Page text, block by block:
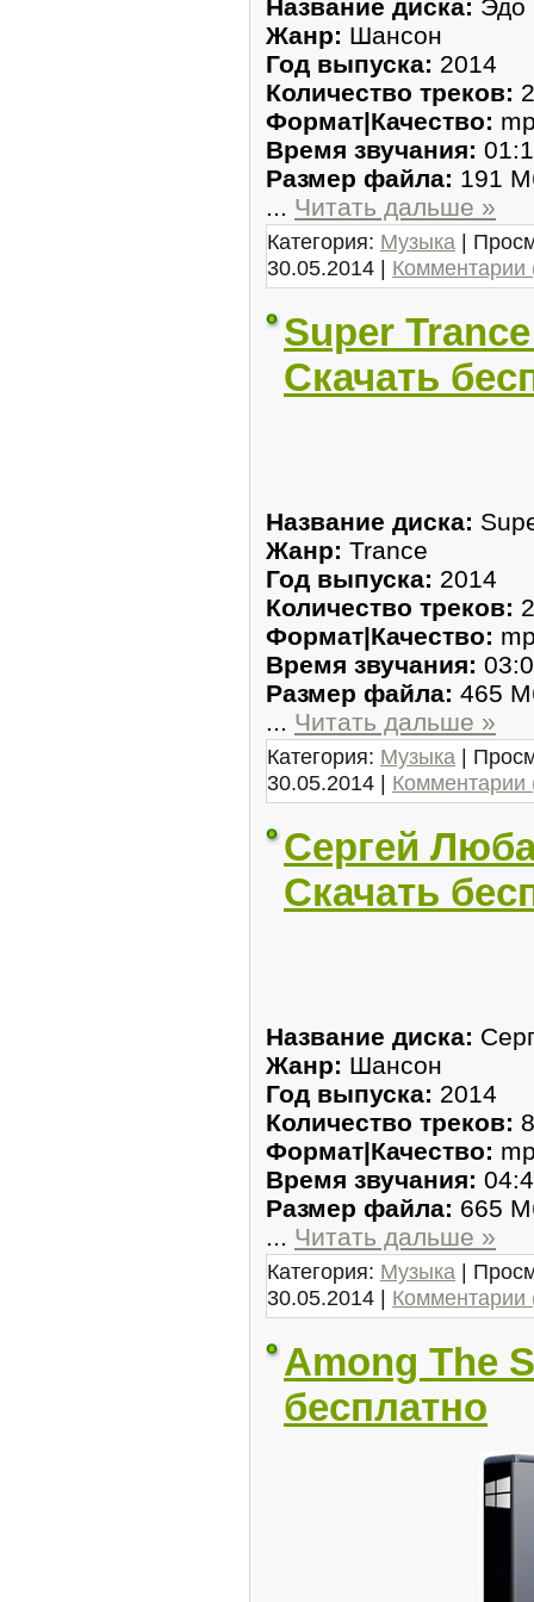
Название диска: Эдо
Жанр: Шансон
Год выпуска: 2014
Количество треков:
Формат|Качество:
Время звучания:
Размер файла: 191
... Читать дальше »
Категория: Музыка |
30.05.2014 | Комментарии
Super
Скачать
Название диска:
Жанр: Trance
Год выпуска: 2014
Количество треков:
Формат|Качество:
Время звучания:
Размер файла: 465
... Читать дальше »
Категория: Музыка |
30.05.2014 | Комментарии
Сергей
Скачать
Название диска:
Жанр: Шансон
Год выпуска: 2014
Количество треков:
Формат|Качество:
Время звучания:
Размер файла: 665
... Читать дальше »
Категория: Музыка |
30.05.2014 | Комментарии
Among The
бесплатно